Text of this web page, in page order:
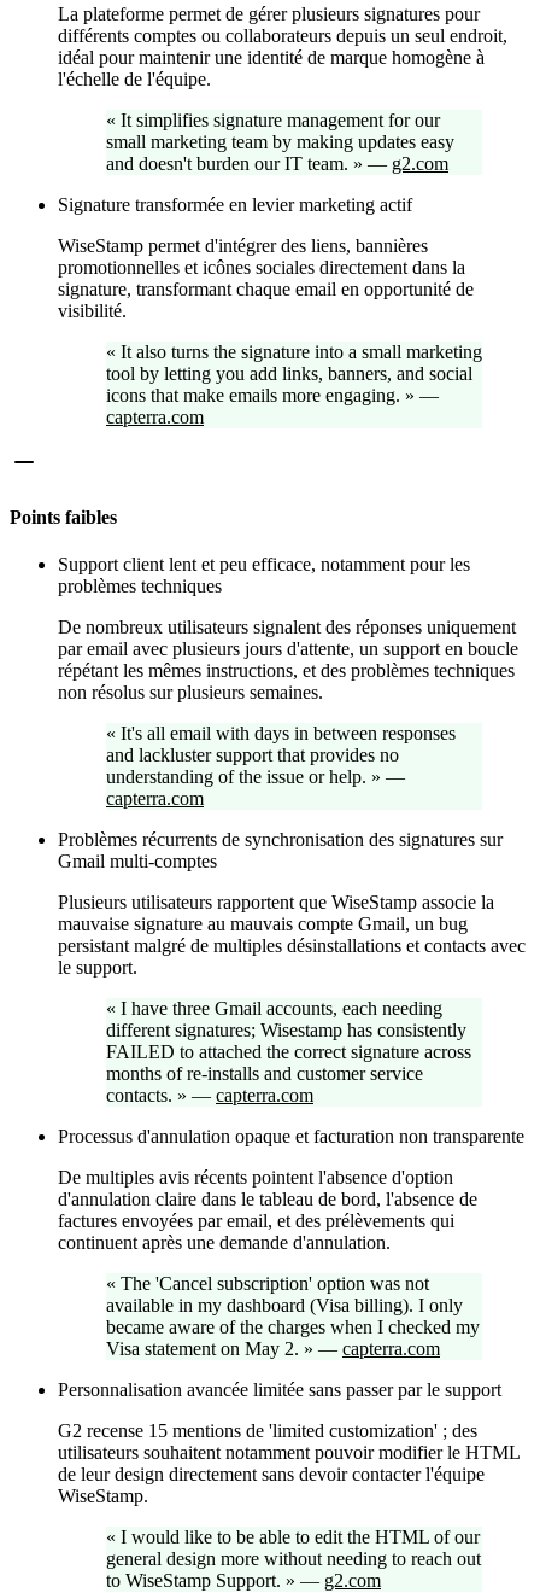
La plateforme permet de gérer plusieurs signatures pour
différents comptes ou collaborateurs depuis un seul endroit,
idéal pour maintenir une identité de marque homogène à
l'échelle de l'équipe.
« It simplifies signature management for our
small marketing team by making updates easy
and doesn't burden our IT team. » — g2.com
Signature transformée en levier marketing actif
WiseStamp permet d'intégrer des liens, bannières
promotionnelles et icônes sociales directement dans la
signature, transformant chaque email en opportunité de
visibilité.
« It also turns the signature into a small marketing
tool by letting you add links, banners, and social
icons that make emails more engaging. » —
capterra.com
Points faibles
Support client lent et peu efficace, notamment pour les
problèmes techniques
De nombreux utilisateurs signalent des réponses uniquement
par email avec plusieurs jours d'attente, un support en boucle
répétant les mêmes instructions, et des problèmes techniques
non résolus sur plusieurs semaines.
« It's all email with days in between responses
and lackluster support that provides no
understanding of the issue or help. » —
capterra.com
Problèmes récurrents de synchronisation des signatures sur
Gmail multi-comptes
Plusieurs utilisateurs rapportent que WiseStamp associe la
mauvaise signature au mauvais compte Gmail, un bug
persistant malgré de multiples désinstallations et contacts avec
le support.
« I have three Gmail accounts, each needing
different signatures; Wisestamp has consistently
FAILED to attached the correct signature across
months of re-installs and customer service
contacts. » — capterra.com
Processus d'annulation opaque et facturation non transparente
De multiples avis récents pointent l'absence d'option
d'annulation claire dans le tableau de bord, l'absence de
factures envoyées par email, et des prélèvements qui
continuent après une demande d'annulation.
« The 'Cancel subscription' option was not
available in my dashboard (Visa billing). I only
became aware of the charges when I checked my
Visa statement on May 2. » — capterra.com
Personnalisation avancée limitée sans passer par le support
G2 recense 15 mentions de 'limited customization' ; des
utilisateurs souhaitent notamment pouvoir modifier le HTML
de leur design directement sans devoir contacter l'équipe
WiseStamp.
« I would like to be able to edit the HTML of our
general design more without needing to reach out
to WiseStamp Support. » — g2.com